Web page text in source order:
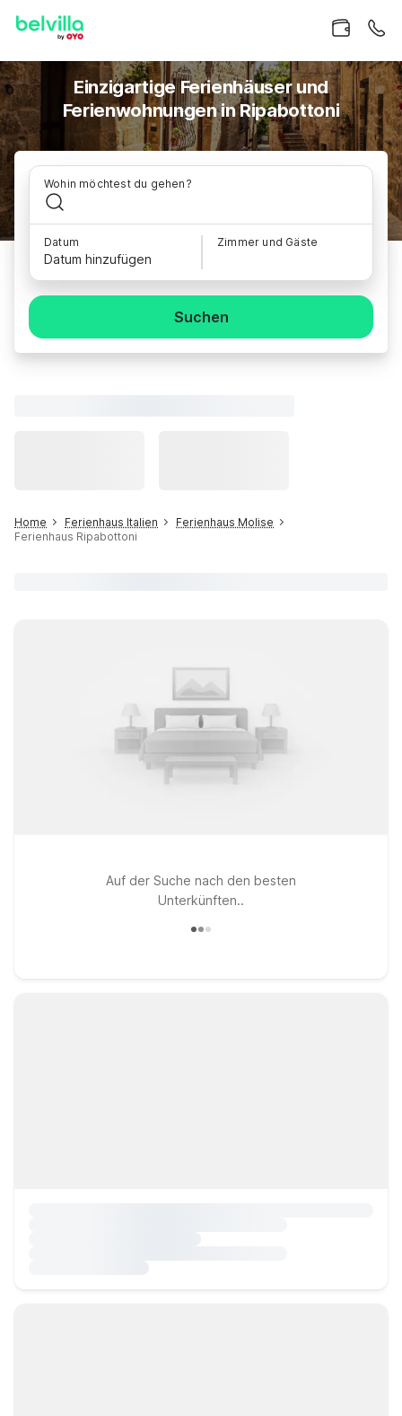
Einzigartige Ferienhäuser und
Ferienwohnungen in Ripabottoni
Wohin möchtest du gehen?
Datum
Datum hinzufügen
Zimmer und Gäste
Suchen
Home Ferienhaus Italien
Ferienhaus Molise
Ferienhaus Ripabottoni
Auf der Suche nach den besten
Unterkünften..